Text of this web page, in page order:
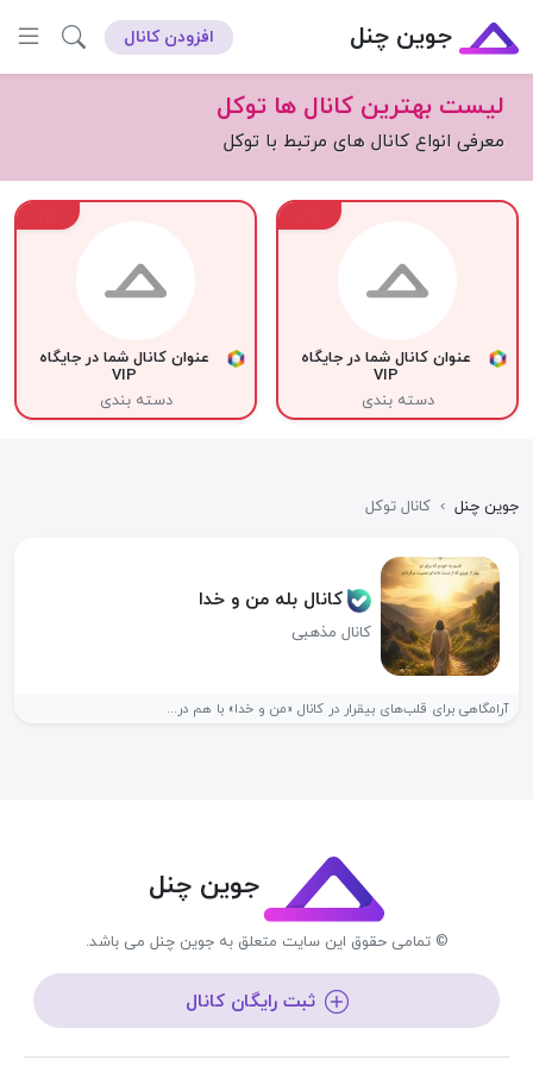
جوین چنل افزودن کانال
لیست بهترین کانال ها توکل
معرفی انواع کانال های مرتبط با توکل
عنوان کانال شما در جایگاه
VIP
دسته بندی
عنوان کانال شما در جایگاه
VIP
دسته بندی
جوین چنل › کانال توکل
کانال بله من و خدا
کانال مذهبی
آرامگاهی برای قلب‌های بیقرار در کانال «من و خدا» با هم در...
جوین چنل
© تمامی حقوق این سایت متعلق به جوین چنل می باشد.
ثبت رایگان کانال